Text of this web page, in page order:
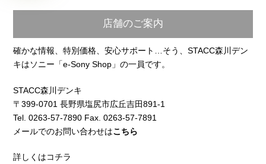
店舗のご案内
確かな情報、特別価格、安心サポート…そう、STACC森川デン
キはソニー「e-Sony Shop」の一員です。
STACC森川デンキ
〒399-0701 長野県塩尻市広丘吉田891-1
Tel. 0263-57-7890 Fax. 0263-57-7891
メールでのお問い合わせはこちら
詳しくはコチラ